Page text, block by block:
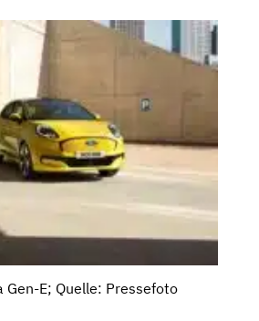
Gen-E; Quelle: Pressefoto